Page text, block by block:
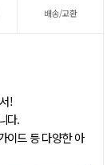
배송/교환
!
다.
이드 등 다양한 아